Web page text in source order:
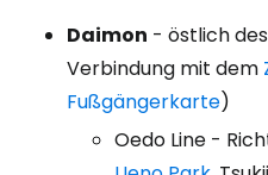
Daimon - östlich
Verbindung mit dem
Fußgängerkarte)
Oedo Line -